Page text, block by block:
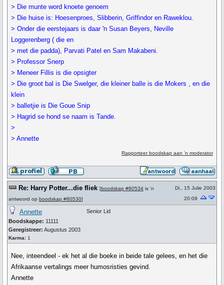
> Die munte word knoete genoem
> Die huise is: Hoesenproes, Slibberin, Griffindor en Raweklou.
> Onder die eerstejaars is daar 'n Susan Beyers, Neville
Loggerenberg ( die en
> met die padda), Parvati Patel en Sam Makabeni.
> Professor Snerp
> Meneer Fillis is die opsigter
> Die groot bal is Die Swelger, die kleiner balle is die Mokers , en die
klein
> balletjie is Die Goue Snip
> Hagrid se hond se naam is Tande.
>
> Annette
Rapporteer boodskap aan 'n moderator
Re: Harry Potter...die fliek [boodskap #80534 is 'n
antwoord op boodskap #80530]
Di., 15 Julie 2003
20:09
Annette
Boodskappe: 11111
Geregistreer: Augustus 2003
Karma: 1
Senior Lid
Nee, inteendeel - ek het al die boeke in beide tale gelees, en het die
Afrikaanse vertalings meer humosristies gevind.
Annette